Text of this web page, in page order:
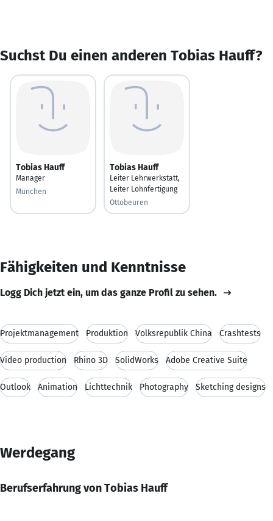
Suchst Du einen anderen Tobias Hauff?
Tobias Hauff
Manager
München
Tobias Hauff
Leiter Lehrwerkstatt,
Leiter Lohnfertigung
Ottobeuren
Fähigkeiten und Kenntnisse
Logg Dich jetzt ein, um das ganze Profil zu sehen.
Projektmanagement Produktion Volksrepublik China Crashtests
Video production Rhino 3D SolidWorks Adobe Creative Suite
Outlook Animation Lichttechnik Photography Sketching designs
Werdegang
Berufserfahrung von Tobias Hauff